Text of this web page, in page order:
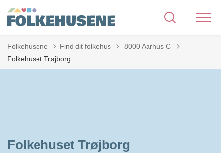
Folkehusene Find dit folkehus Tilbage til
8000 Aarhus C
Folkehuset Trøjborg
Folkehuset Trøjborg